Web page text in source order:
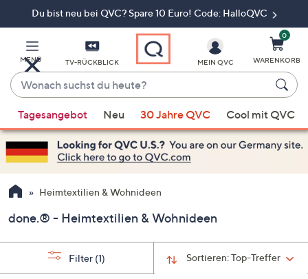
Du bist neu bei QVC? Spare 10 Euro! Code: HalloQVC
MENÜ TV-RÜCKBLICK
Wonach
suchst
du
heute?
Vorschläge
verfügbar
sind,
verwenden
Sie
Pfeiltasten
nach
und
MEIN QVC
0
WARENKORB
Tagesangebot Neu 30 Jahre QVC Cool mit QVC
Heimtextilien & Wohnideen
done.® - Heimtextilien & Wohnideen
Sortieren:Top-Treffer
Filter (1)